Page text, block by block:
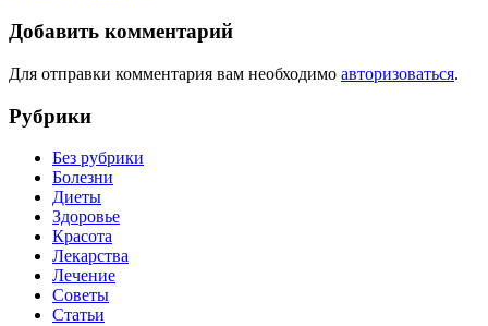
Добавить комментарий
Для отправки комментария вам необходимо авторизоваться.
Рубрики
Без рубрики
Болезни
Диеты
Здоровье
Красота
Лекарства
Лечение
Советы
Статьи